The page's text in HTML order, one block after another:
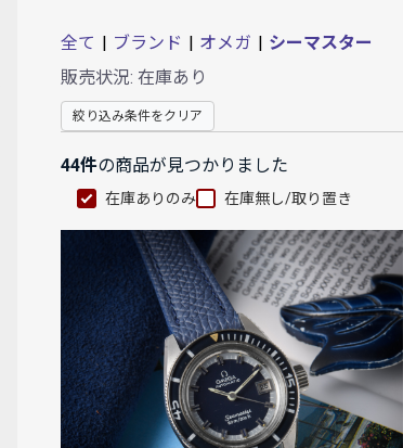
全て | ブランド | オメガ | シーマスター
販売状況: 在庫あり
絞り込み条件をクリア
44件の商品が見つかりました
在庫ありのみ 在庫無し/取り置き